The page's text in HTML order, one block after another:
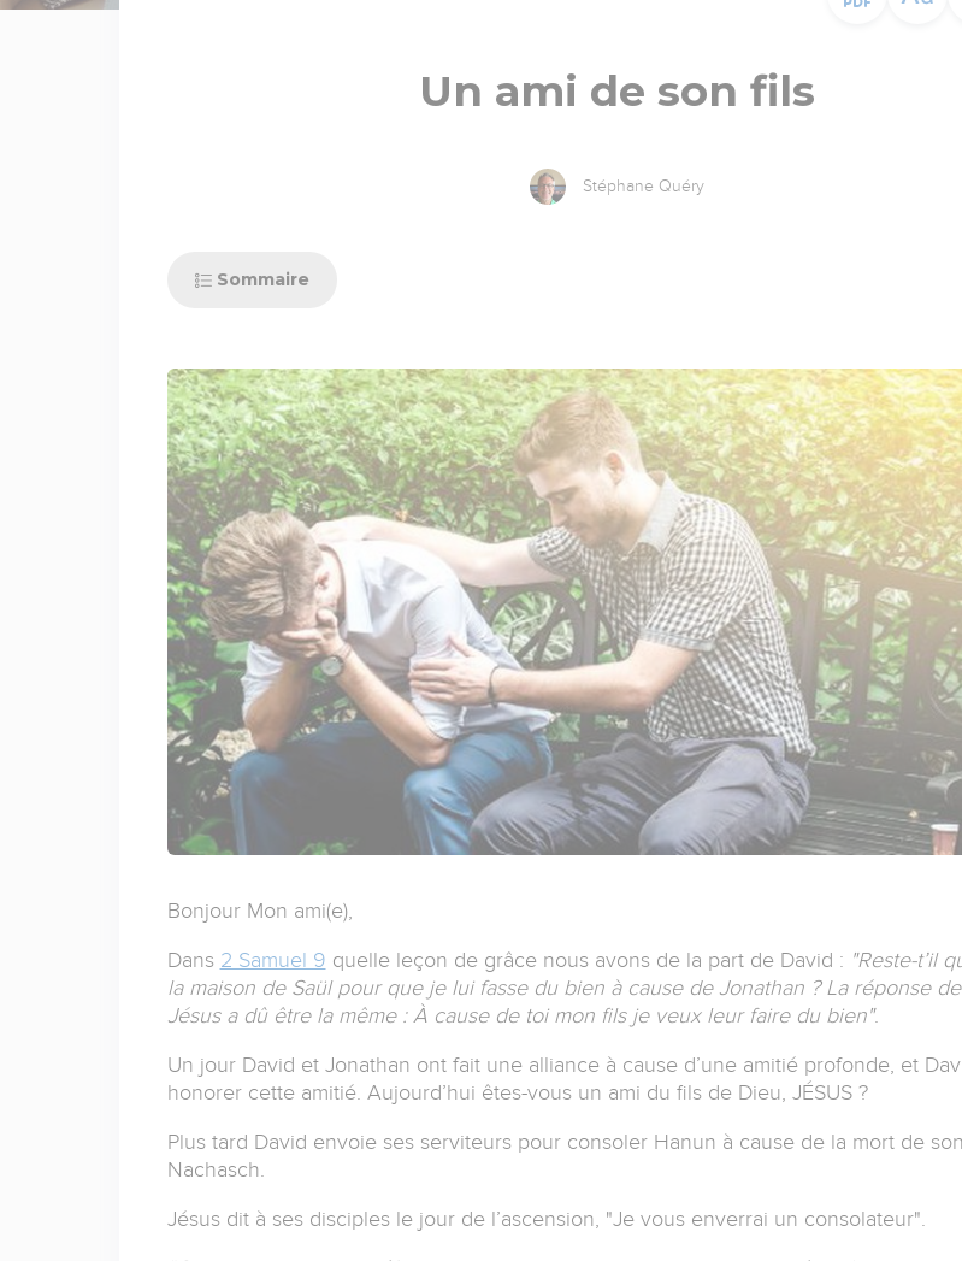
Un ami de son fils
Stéphane Quéry
Sommaire
Bonjour Mon ami(e),
Dans 2 Samuel 9 quelle leçon de grâce nous avons de la part de David : "Reste-t’il
la maison de Saül pour que je lui fasse du bien à cause de Jonathan ? La réponse
Jésus a dû être la même : À cause de toi mon fils je veux leur faire du bien".
Un jour David et Jonathan ont fait une alliance à cause d’une amitié profonde, et
honorer cette amitié. Aujourd’hui êtes-vous un ami du fils de Dieu, JÉSUS ?
Plus tard David envoie ses serviteurs pour consoler Hanun à cause de la mort de
Nachasch.
Jésus dit à ses disciples le jour de l’ascension, "Je vous enverrai un consolateur".